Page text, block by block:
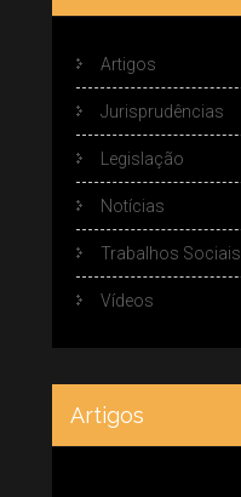
Artigos
Jurisprudências
Legislação
Notícias
Trabalhos Sociais
Vídeos
Artigos